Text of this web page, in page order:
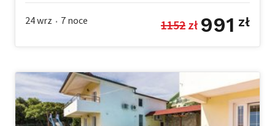
24 wrz • 7 noce 1152 zł 991 zł